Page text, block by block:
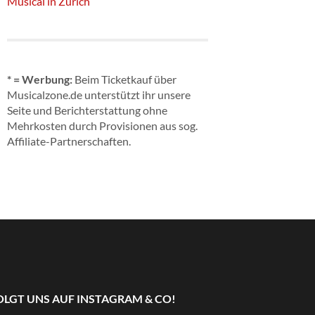
* = Werbung: Beim Ticketkauf über
Musicalzone.de unterstützt ihr unsere
Seite und Berichterstattung ohne
Mehrkosten durch Provisionen aus sog.
Affiliate-Partnerschaften.
UNS AUF INSTAGRAM & CO!